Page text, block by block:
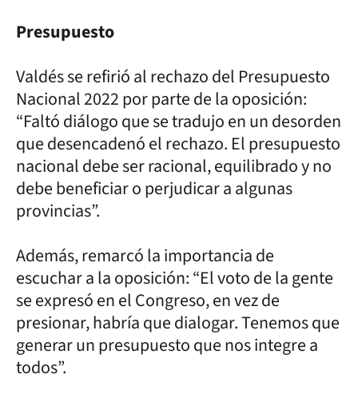
Presupuesto
Valdés se refirió al rechazo del Presupuesto
Nacional 2022 por parte de la oposición:
“Faltó diálogo que se tradujo en un desorden
que desencadenó el rechazo. El presupuesto
nacional debe ser racional, equilibrado y no
debe beneficiar o perjudicar a algunas
provincias”.
Además, remarcó la importancia de
escuchar a la oposición: “El voto de la gente
se expresó en el Congreso, en vez de
presionar, habría que dialogar. Tenemos que
generar un presupuesto que nos integre a
todos”.